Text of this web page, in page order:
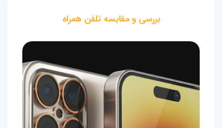
بررسی و مقایسه تلفن همراه